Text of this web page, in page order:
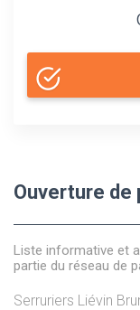
Ouverture de
Liste informative et
partie du réseau de
Serruriers Liévin